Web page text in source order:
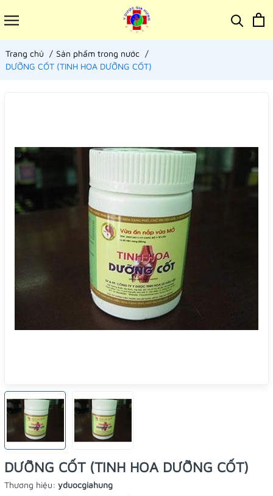
Trang chủ
Sản phẩm trong nước
DƯỠNG CỐT (TINH HOA DƯỠNG CỐT)
DƯỠNG CỐT (TINH HOA DƯỠNG CỐT)
Thương hiệu: yduocgiahung